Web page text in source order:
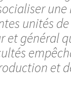
une
unités
et général
et